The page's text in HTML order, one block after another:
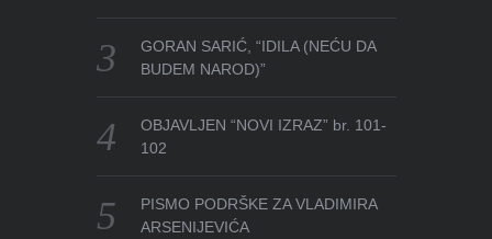
GORAN SARIĆ, “IDILA (NEĆU DA
BUDEM NAROD)”
OBJAVLJEN “NOVI IZRAZ” br. 101-
102
PISMO PODRŠKE ZA VLADIMIRA
ARSENIJEVIĆA